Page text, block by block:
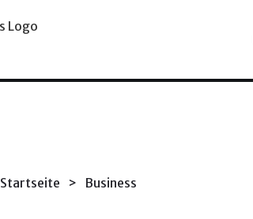
Startseite > Business